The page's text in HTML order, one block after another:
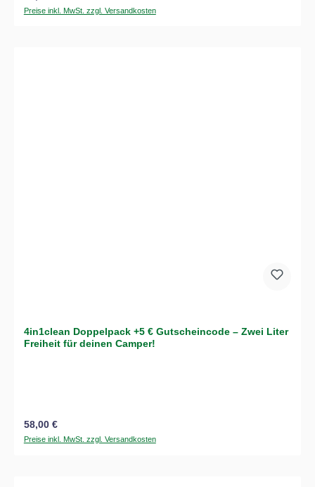
Preise inkl. MwSt. zzgl. Versandkosten
4in1clean Doppelpack +5 € Gutscheincode – Zwei Liter
Freiheit für deinen Camper!
Regulärer Preis:
58,00 €
Preise inkl. MwSt. zzgl. Versandkosten